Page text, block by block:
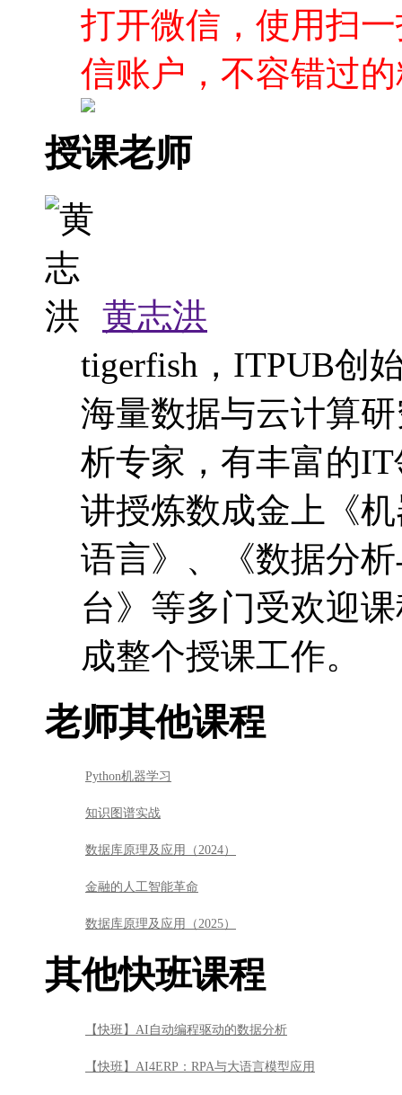
打开微信，使用扫
信账户，不容错过
授课老师
黄志洪
tigerfish，ITPUB创
海量数据与云计算
析专家，有丰富的
讲授炼数成金上《
语言》、《数据分
台》等多门受欢迎
成整个授课工作。
老师其他课程
Python机器学习
知识图谱实战
数据库原理及应用（2024）
金融的人工智能革命
数据库原理及应用（2025）
其他快班课程
【快班】AI自动编程驱动的数据分析
【快班】AI4ERP：RPA与大语言模型应用